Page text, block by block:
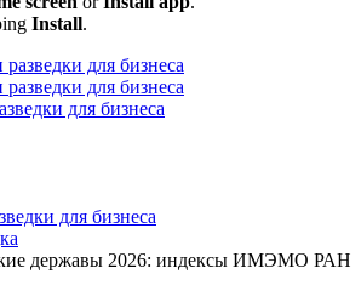
Install.
для бизнеса
для бизнеса
державы 2026: индексы ИМЭМО РАН